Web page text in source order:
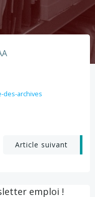
des-archives
Article suivant
emploi !